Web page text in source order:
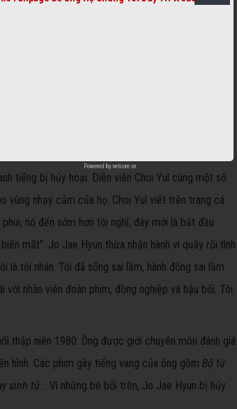
webkit-playsinline=""
trong-phim-cross-1519471287.mp4"
jae-hyun-trong-phim-cross-1519471287.mp4"
02/24/jo-jae-hyun-trong-phim-cross-
tiếng bị hủy hoại. Diễn viên Choi Yul cùng một số
nhạy cảm của họ. Choi Yul viết trên trang cá
nó đến sớm hơn tôi nghĩ, đây mới là bắt đầu
mất". Jo Jae Hyun thừa nhận hành vi quấy rối tình
là tội nhân. Tôi đã sống sai lầm, hành động sai lầm.
nhân viên đoàn phim, đồng nghiệp và hậu bối. Tôi
thập niên 1980. Ông được giới chuyên môn đánh giá
hình. Các phim gây tiếng vang của ông gồm Bộ tứ
sinh tử... Vì những bê bối trên, Jo Jae Hyun bị hủy
Powered by netcore.vn